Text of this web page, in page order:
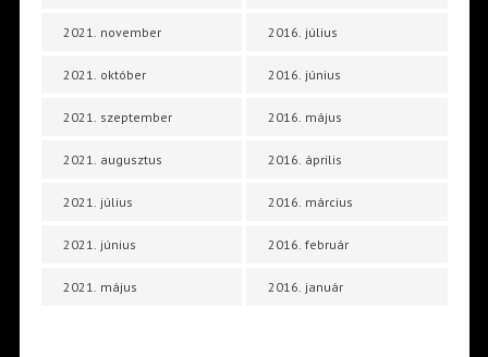
2021. november
2021. október
2021. szeptember
2021. augusztus
2021. július
2021. június
2021. május
2016. július
2016. június
2016. május
2016. április
2016. március
2016. február
2016. január